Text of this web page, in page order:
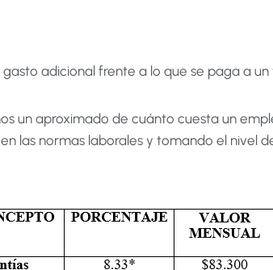
adicional frente a lo que se paga a
un aproximado de cuánto cuesta un
las normas laborales y tomando el nivel